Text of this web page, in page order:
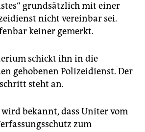
grundsätzlich mit einer
nicht vereinbar sei.
keiner gemerkt.
schickt ihn in die
gehobenen Polizeidienst. Der
steht an.
bekannt, dass Uniter vom
zum